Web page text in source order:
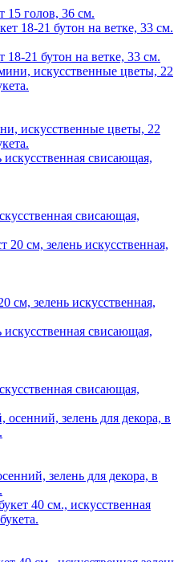
15 голов, 36 см.
21 бутон на ветке, 33 см.
искусственные цветы, 22
свисающая,
см, зелень искусственная,
свисающая,
зелень для декора, в